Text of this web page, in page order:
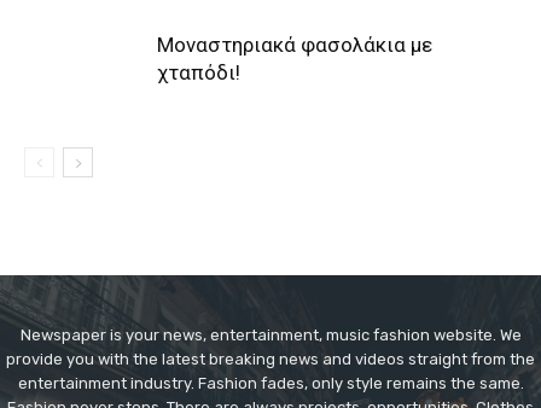
Μοναστηριακά φασολάκια με
χταπόδι!
Newspaper is your news, entertainment, music fashion website. We
provide you with the latest breaking news and videos straight from the
entertainment industry. Fashion fades, only style remains the same.